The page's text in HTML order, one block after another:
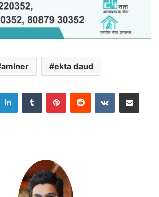
amlner ekta daud
LinkedInTumblr PinterestReddit VKontakteShare via Email